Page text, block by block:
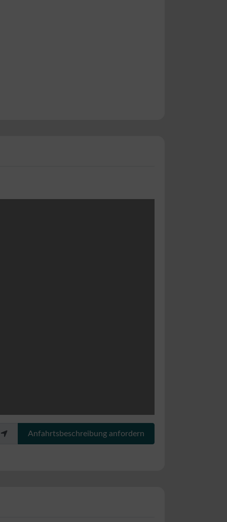
Anfahrtsbeschreibung anfordern